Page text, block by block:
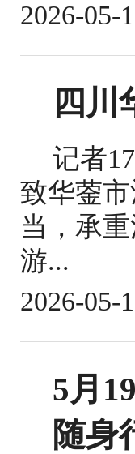
2026-05-
四川
记者
致华蓥
当，承
游...
2026-05-
5月
随身